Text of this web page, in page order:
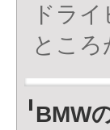
ドラ
ところ
BMW